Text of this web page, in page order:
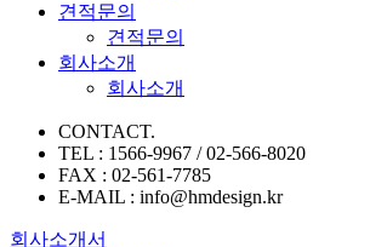
견적문의
견적문의
회사소개
회사소개
CONTACT.
TEL : 1566-9967 / 02-566-8020
FAX : 02-561-7785
E-MAIL : info@hmdesign.kr
회사소개서